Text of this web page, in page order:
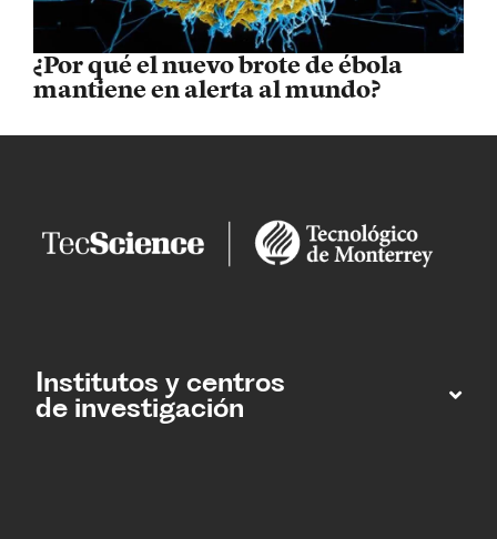
¿Por qué el nuevo brote de ébola
mantiene en alerta al mundo?
Institutos y centros
de investigación